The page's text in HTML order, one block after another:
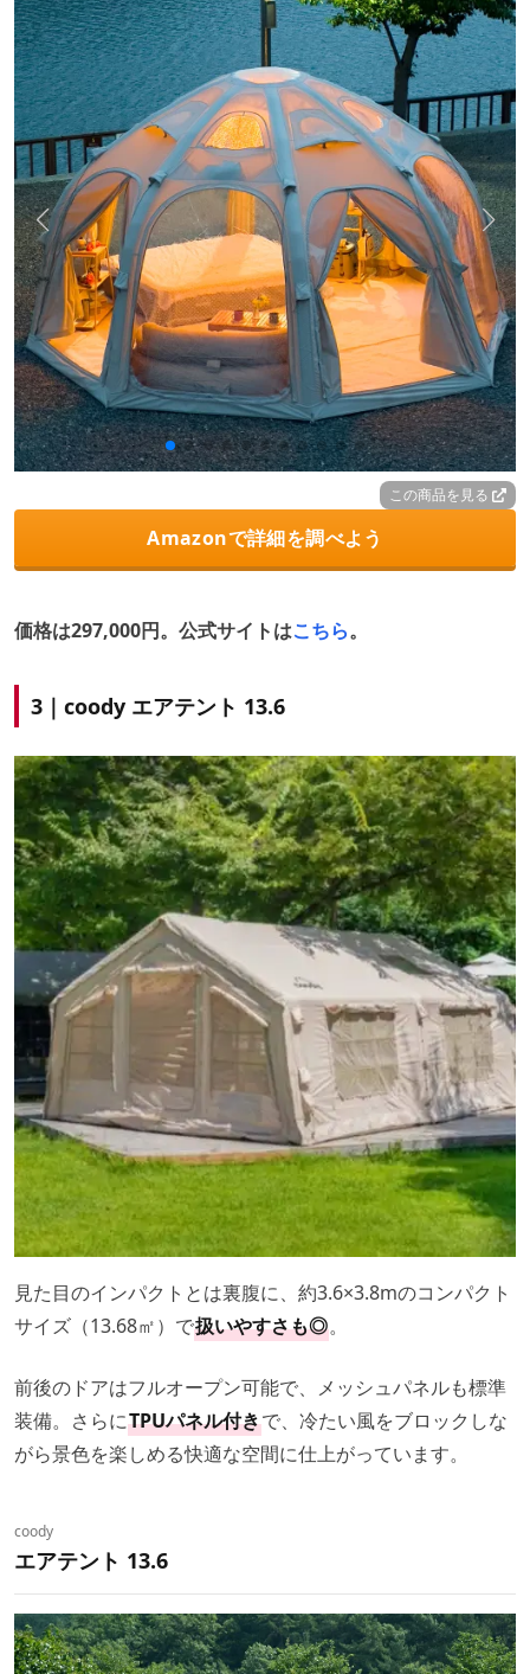
この商品を見る
Amazonで詳細を調べよう
価格は297,000円。公式サイトはこちら。
3｜coody エアテント 13.6
見た目のインパクトとは裏腹に、約3.6×3.8mのコンパクト
サイズ（13.68㎡）で扱いやすさも◎。
前後のドアはフルオープン可能で、メッシュパネルも標準
装備。さらにTPUパネル付きで、冷たい風をブロックしな
がら景色を楽しめる快適な空間に仕上がっています。
coody
エアテント 13.6